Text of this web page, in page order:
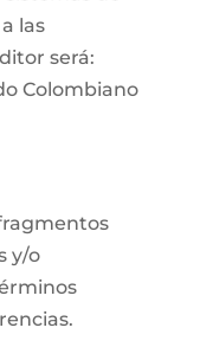
las
será:
Colombiano
y/o